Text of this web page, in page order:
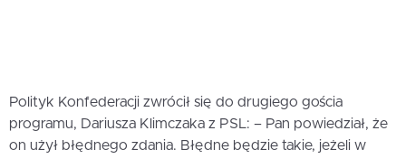
Polityk Konfederacji zwrócił się do drugiego gościa
programu, Dariusza Klimczaka z PSL: – Pan powiedział, że
on użył błędnego zdania. Błędne będzie takie, jeżeli w